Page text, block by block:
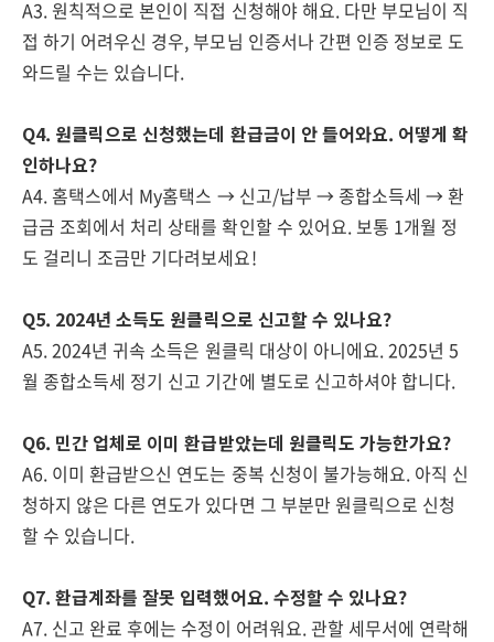
A3. 원칙적으로 본인이 직접 신청해야 해요. 다만 부모님이 직
접 하기 어려우신 경우, 부모님 인증서나 간편 인증 정보로 도
와드릴 수는 있습니다.
Q4. 원클릭으로 신청했는데 환급금이 안 들어와요. 어떻게 확
인하나요?
A4. 홈택스에서 My홈택스 → 신고/납부 → 종합소득세 → 환
급금 조회에서 처리 상태를 확인할 수 있어요. 보통 1개월 정
도 걸리니 조금만 기다려보세요!
Q5. 2024년 소득도 원클릭으로 신고할 수 있나요?
A5. 2024년 귀속 소득은 원클릭 대상이 아니에요. 2025년 5
월 종합소득세 정기 신고 기간에 별도로 신고하셔야 합니다.
Q6. 민간 업체로 이미 환급받았는데 원클릭도 가능한가요?
A6. 이미 환급받으신 연도는 중복 신청이 불가능해요. 아직 신
청하지 않은 다른 연도가 있다면 그 부분만 원클릭으로 신청
할 수 있습니다.
Q7. 환급계좌를 잘못 입력했어요. 수정할 수 있나요?
A7. 신고 완료 후에는 수정이 어려워요. 관할 세무서에 연락해